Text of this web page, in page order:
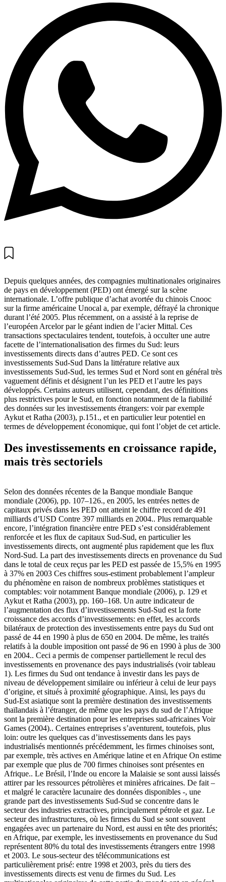
Depuis quelques années, des compagnies multinationales originaires
de pays en développement (PED) ont émergé sur la scène
internationale. L’offre publique d’achat avortée du chinois Cnooc
sur la firme américaine Unocal a, par exemple, défrayé la chronique
durant l’été 2005. Plus récemment, on a assisté à la reprise de
l’européen Arcelor par le géant indien de l’acier Mittal. Ces
transactions spectaculaires tendent, toutefois, à occulter une autre
facette de l’internationalisation des firmes du Sud: leurs
investissements directs dans d’autres PED. Ce sont ces
investissements Sud-Sud Dans la littérature relative aux
investissements Sud-Sud, les termes Sud et Nord sont en général très
vaguement définis et désignent l’un les PED et l’autre les pays
développés. Certains auteurs utilisent, cependant, des définitions
plus restrictives pour le Sud, en fonction notamment de la fiabilité
des données sur les investissements étrangers: voir par exemple
Aykut et Ratha (2003), p.151., et en particulier leur potentiel en
termes de développement économique, qui font l’objet de cet article.
Des investissements en croissance rapide,
mais très sectoriels
Selon des données récentes de la Banque mondiale Banque
mondiale (2006), pp. 107–126., en 2005, les entrées nettes de
capitaux privés dans les PED ont atteint le chiffre record de 491
milliards d’USD Contre 397 milliards en 2004.. Plus remarquable
encore, l’intégration financière entre PED s’est considérablement
renforcée et les flux de capitaux Sud-Sud, en particulier les
investissements directs, ont augmenté plus rapidement que les flux
Nord-Sud. La part des investissements directs en provenance du Sud
dans le total de ceux reçus par les PED est passée de 15,5% en 1995
à 37% en 2003 Ces chiffres sous-estiment probablement l’ampleur
du phénomène en raison de nombreux problèmes statistiques et
comptables: voir notamment Banque mondiale (2006), p. 129 et
Aykut et Ratha (2003), pp. 160–168. Un autre indicateur de
l’augmentation des flux d’investissements Sud-Sud est la forte
croissance des accords d’investissements: en effet, les accords
bilatéraux de protection des investissements entre pays du Sud ont
passé de 44 en 1990 à plus de 650 en 2004. De même, les traités
relatifs à la double imposition ont passé de 96 en 1990 à plus de 300
en 2004.. Ceci a permis de compenser partiellement le recul des
investissements en provenance des pays industrialisés (voir tableau
1). Les firmes du Sud ont tendance à investir dans les pays de
niveau de développement similaire ou inférieur à celui de leur pays
d’origine, et situés à proximité géographique. Ainsi, les pays du
Sud-Est asiatique sont la première destination des investissements
thaïlandais à l’étranger, de même que les pays du sud de l’Afrique
sont la première destination pour les entreprises sud-africaines Voir
Games (2004).. Certaines entreprises s’aventurent, toutefois, plus
loin: outre les quelques cas d’investissements dans les pays
industrialisés mentionnés précédemment, les firmes chinoises sont,
par exemple, très actives en Amérique latine et en Afrique On estime
par exemple que plus de 700 firmes chinoises sont présentes en
Afrique.. Le Brésil, l’Inde ou encore la Malaisie se sont aussi laissés
attirer par les ressources pétrolières et minières africaines. De fait –
et malgré le caractère lacunaire des données disponibles -, une
grande part des investissements Sud-Sud se concentre dans le
secteur des industries extractives, principalement pétrole et gaz. Le
secteur des infrastructures, où les firmes du Sud se sont souvent
engagées avec un partenaire du Nord, est aussi en tête des priorités;
en Afrique, par exemple, les investissements en provenance du Sud
représentent 80% du total des investissements étrangers entre 1998
et 2003. Le sous-secteur des télécommunications est
particulièrement prisé: entre 1998 et 2003, près du tiers des
investissements directs est venu de firmes du Sud. Les